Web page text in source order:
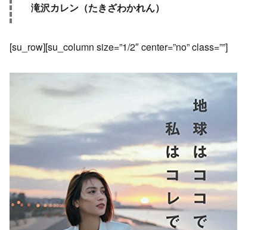
滝沢カレン（たきざわかれん）
[su_row][su_column size=”1/2″ center=”no” class=””]